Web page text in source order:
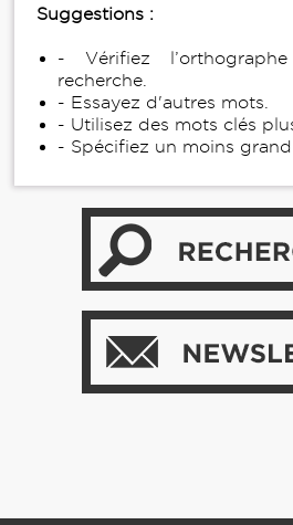
Suggestions :
- Vérifiez
recherche.
- Essayez d'autres mots.
- Utilisez des mots clés
- Spécifiez un moins